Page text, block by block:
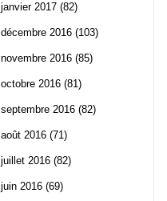
janvier 2017 (82)
décembre 2016 (103)
novembre 2016 (85)
octobre 2016 (81)
septembre 2016 (82)
août 2016 (71)
juillet 2016 (82)
juin 2016 (69)